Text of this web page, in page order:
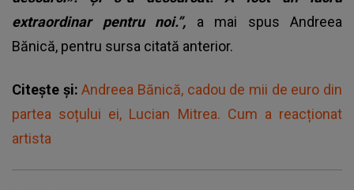
extraordinar pentru noi.”, a mai spus Andreea
Bănică, pentru sursa citată anterior.
Citește și:Andreea Bănică, cadou de mii de euro din
partea soțului ei, Lucian Mitrea. Cum a reacționat
artista